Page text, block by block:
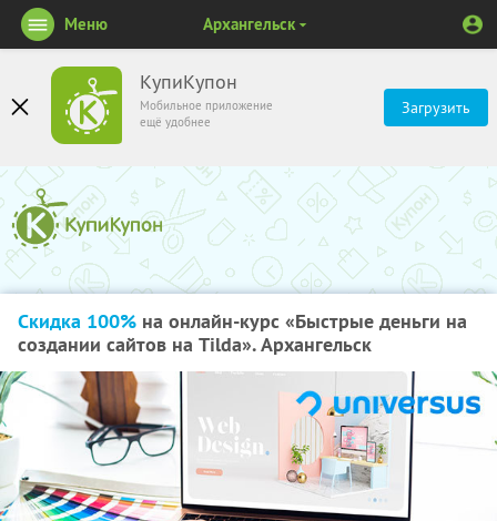
КупиКупон
Мобильное приложение
ещё удобнее
Загрузить
Меню Архангельск
Скидка 100% на онлайн-курс «Быстрые деньги на
создании сайтов на Tilda». Архангельск